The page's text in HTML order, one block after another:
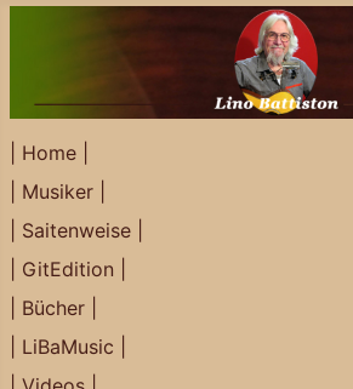
| Home |
| Musiker |
| Saitenweise |
| GitEdition |
| Bücher |
| LiBaMusic |